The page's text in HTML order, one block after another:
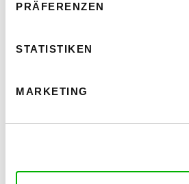
PRÄFERENZEN
STATISTIKEN
MARKETING